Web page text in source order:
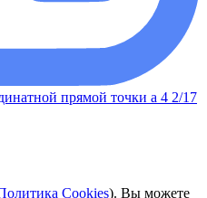
прямой точки а 4 2/17
Cookies). Вы можете